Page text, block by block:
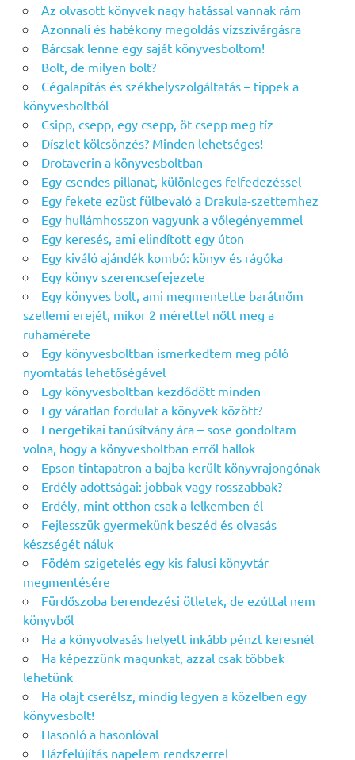
Az olvasott könyvek nagy hatással vannak rám
Azonnali és hatékony megoldás vízszivárgásra
Bárcsak lenne egy saját könyvesboltom!
Bolt, de milyen bolt?
Cégalapítás és székhelyszolgáltatás – tippek a
könyvesboltból
Csipp, csepp, egy csepp, öt csepp meg tíz
Díszlet kölcsönzés? Minden lehetséges!
Drotaverin a könyvesboltban
Egy csendes pillanat, különleges felfedezéssel
Egy fekete ezüst fülbevaló a Drakula-szettemhez
Egy hullámhosszon vagyunk a vőlegényemmel
Egy keresés, ami elindított egy úton
Egy kiváló ajándék kombó: könyv és rágóka
Egy könyv szerencsefejezete
Egy könyves bolt, ami megmentette barátnőm
szellemi erejét, mikor 2 mérettel nőtt meg a
ruhamérete
Egy könyvesboltban ismerkedtem meg póló
nyomtatás lehetőségével
Egy könyvesboltban kezdődött minden
Egy váratlan fordulat a könyvek között?
Energetikai tanúsítvány ára – sose gondoltam
volna, hogy a könyvesboltban erről hallok
Epson tintapatron a bajba került könyvrajongónak
Erdély adottságai: jobbak vagy rosszabbak?
Erdély, mint otthon csak a lelkemben él
Fejlesszük gyermekünk beszéd és olvasás
készségét náluk
Födém szigetelés egy kis falusi könyvtár
megmentésére
Fürdőszoba berendezési ötletek, de ezúttal nem
könyvből
Ha a könyvolvasás helyett inkább pénzt keresnél
Ha képezzünk magunkat, azzal csak többek
lehetünk
Ha olajt cserélsz, mindig legyen a közelben egy
könyvesbolt!
Hasonló a hasonlóval
Házfelújítás napelem rendszerrel